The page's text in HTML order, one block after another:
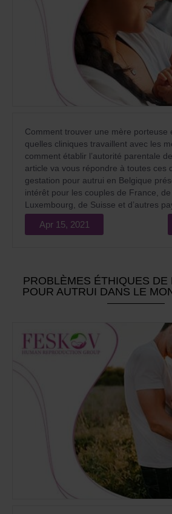
Comment trouver une mère porteuse
quelles cliniques travaillent avec les
comment établir l’autorité parentale
article va vous répondre à toutes ces
gestation pour autrui en Belgique
intérêt pour les couples de France,
Luxembourg, de Suisse et d’autres
qui ne peuvent pas avoir un bébé.
Apr 15, 2021
PROBLÈMES ÉTHIQUES DE
POUR AUTRUI DANS LE